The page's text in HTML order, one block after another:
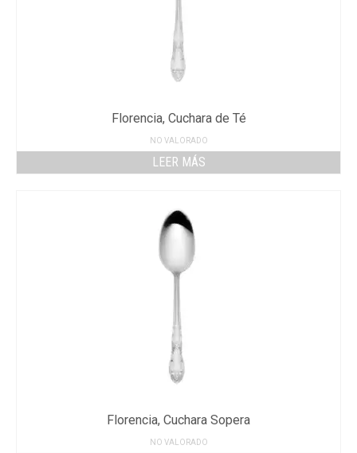
Florencia, Cuchara de Té
NO VALORADO
LEER MÁS
Florencia, Cuchara Sopera
NO VALORADO